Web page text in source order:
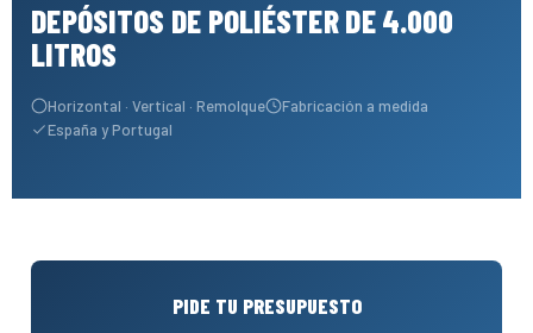
DEPÓSITOS DE POLIÉSTER DE 4.000
LITROS
Horizontal · Vertical · Remolque
Fabricación a medida
España y Portugal
PIDE TU PRESUPUESTO